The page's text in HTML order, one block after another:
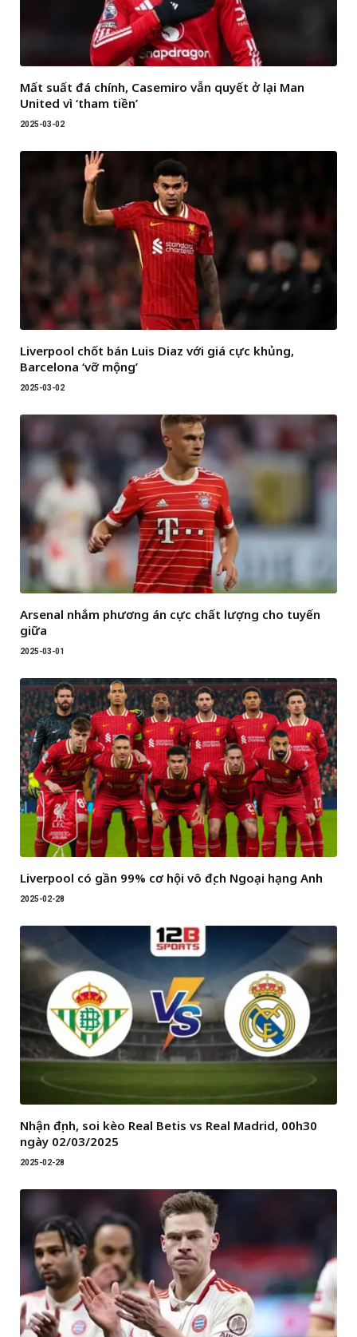
Mất suất đá chính, Casemiro vẫn quyết ở lại Man
United vì ‘tham tiền’
2025-03-02
Liverpool chốt bán Luis Diaz với giá cực khủng,
Barcelona ‘vỡ mộng’
2025-03-02
Arsenal nhắm phương án cực chất lượng cho tuyến
giữa
2025-03-01
Liverpool có gần 99% cơ hội vô địch Ngoại hạng Anh
2025-02-28
Nhận định, soi kèo Real Betis vs Real Madrid, 00h30
ngày 02/03/2025
2025-02-28